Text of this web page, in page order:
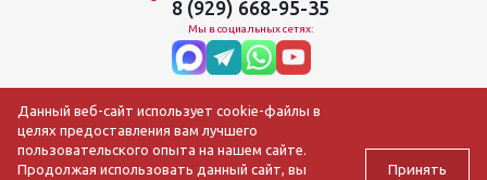
8 (929) 668-95-35
Мы в социальных сетях:
Данный веб-сайт использует cookie-файлы в
целях предоставления вам лучшего
пользовательского опыта на нашем сайте.
Продолжая использовать данный сайт, вы
Принять